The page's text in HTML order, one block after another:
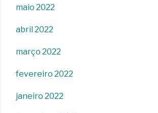
maio 2022
abril 2022
março 2022
fevereiro 2022
janeiro 2022